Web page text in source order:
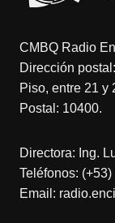
CMBQ Radio
Dirección
Piso, entre 21 y
Postal: 10400.
Directora: Ing.
Teléfonos:
Email: